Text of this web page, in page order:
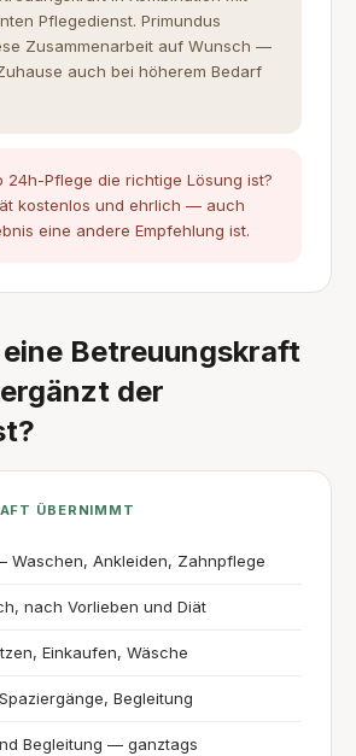
Pflegedienst. Primundus
Zusammenarbeit auf Wunsch —
auch bei höherem Bedarf
24h-Pflege die richtige Lösung ist?
kostenlos und ehrlich — auch
eine andere Empfehlung ist.
Betreuungskraft
der
ÜBERNIMMT
Waschen, Ankleiden, Zahnpflege
nach Vorlieben und Diät
Einkaufen, Wäsche
Begleitung
Begleitung — ganztags